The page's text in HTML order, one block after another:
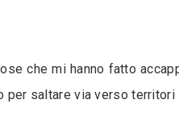
che mi hanno fatto
per saltare via verso